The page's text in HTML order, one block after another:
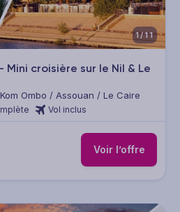
1/11
- Mini croisière sur le Nil & Le
Ombo / Assouan / Le Caire
Vol inclus
Voir l’offre